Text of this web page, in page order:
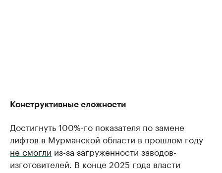
Конструктивные сложности
Достигнуть 100%-го показателя по замене
лифтов в Мурманской области в прошлом году
не смогли из-за загруженности заводов-
изготовителей. В конце 2025 года власти